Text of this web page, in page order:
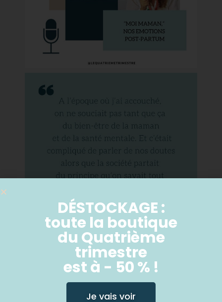
DÉSTOCKAGE :
toute la boutique
du Quatrième
trimestre
est à - 50 % !
Je vais voir